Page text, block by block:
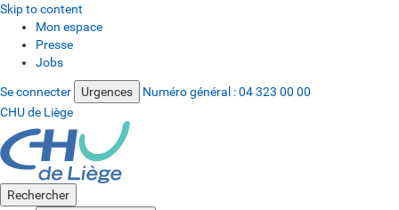
Skip to content
Mon espace
Presse
Jobs
Se connecter Urgences Numéro général :04 323 00 00
CHU de Liège
Rechercher